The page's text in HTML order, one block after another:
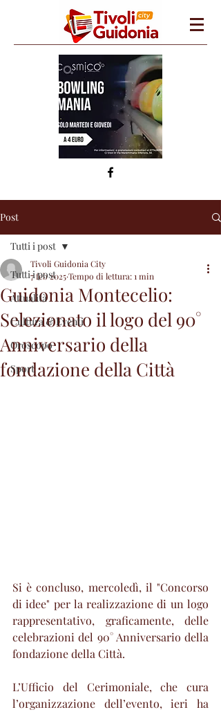
Post
Tutti i post
Attualità
Cultura & Eventi
Oroscopo
Sport
Tutti i post
Guidonia Montecelio:
Selezionato il logo del 90°
Anniversario della
fondazione della Città
Tivoli Guidonia City
7 feb 2025Tempo di lettura: 1 min
Si è concluso, mercoledì, il "Concorso
di idee" per la realizzazione di un logo
rappresentativo, graficamente, delle
celebrazioni del 90° Anniversario della
fondazione della Città.
L’Ufficio del Cerimoniale, che cura
l’organizzazione dell’evento, ieri ha